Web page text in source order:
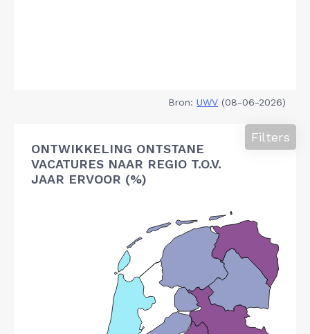
Bron: UWV (08-06-2026)
ONTWIKKELING ONTSTANE
VACATURES NAAR REGIO T.O.V.
JAAR ERVOOR (%)
Filters